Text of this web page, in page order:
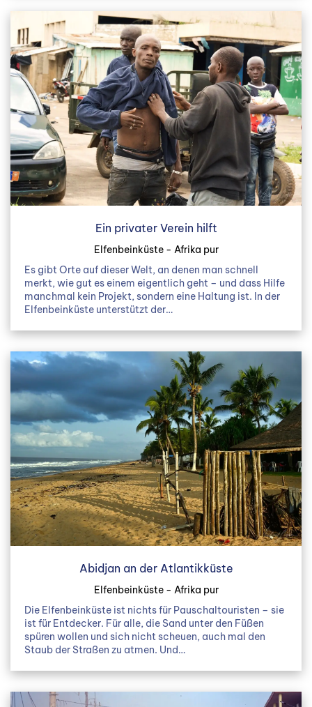
Ein privater Verein hilft
Elfenbeinküste - Afrika pur
Es gibt Orte auf dieser Welt, an denen man schnell
merkt, wie gut es einem eigentlich geht – und dass Hilfe
manchmal kein Projekt, sondern eine Haltung ist. In der
Elfenbeinküste unterstützt der…
Abidjan an der Atlantikküste
Elfenbeinküste - Afrika pur
Die Elfenbeinküste ist nichts für Pauschaltouristen – sie
ist für Entdecker. Für alle, die Sand unter den Füßen
spüren wollen und sich nicht scheuen, auch mal den
Staub der Straßen zu atmen. Und…